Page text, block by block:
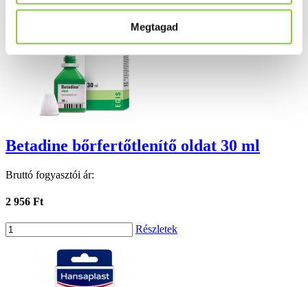
Megtagad
Betadine bőrfertőtlenítő oldat 30 ml
Bruttó fogyasztói ár:
2 956 Ft
Részletek